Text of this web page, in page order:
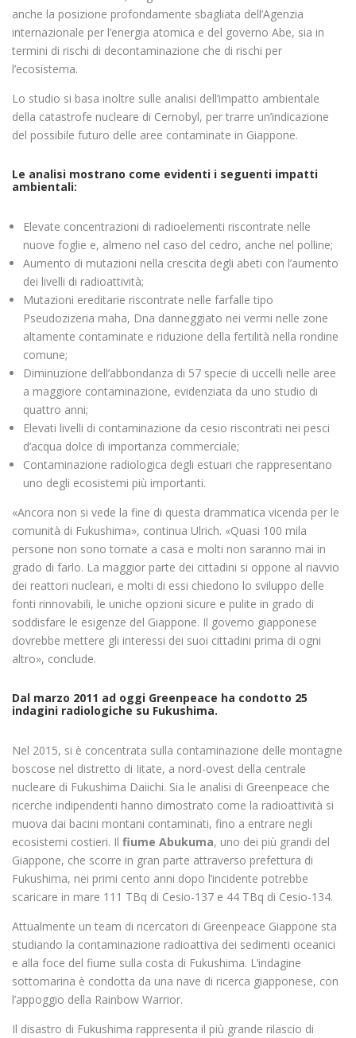
anche la posizione profondamente sbagliata dell’Agenzia
internazionale per l’energia atomica e del governo Abe, sia in
termini di rischi di decontaminazione che di rischi per
l’ecosistema.
Lo studio si basa inoltre sulle analisi dell’impatto ambientale
della catastrofe nucleare di Cernobyl, per trarre un’indicazione
del possibile futuro delle aree contaminate in Giappone.
Le analisi mostrano come evidenti i seguenti impatti
ambientali:
Elevate concentrazioni di radioelementi riscontrate nelle
nuove foglie e, almeno nel caso del cedro, anche nel polline;
Aumento di mutazioni nella crescita degli abeti con l’aumento
dei livelli di radioattività;
Mutazioni ereditarie riscontrate nelle farfalle tipo
Pseudozizeria maha, Dna danneggiato nei vermi nelle zone
altamente contaminate e riduzione della fertilità nella rondine
comune;
Diminuzione dell’abbondanza di 57 specie di uccelli nelle aree
a maggiore contaminazione, evidenziata da uno studio di
quattro anni;
Elevati livelli di contaminazione da cesio riscontrati nei pesci
d’acqua dolce di importanza commerciale;
Contaminazione radiologica degli estuari che rappresentano
uno degli ecosistemi più importanti.
«Ancora non si vede la fine di questa drammatica vicenda per le
comunità di Fukushima», continua Ulrich. «Quasi 100 mila
persone non sono tornate a casa e molti non saranno mai in
grado di farlo. La maggior parte dei cittadini si oppone al riavvio
dei reattori nucleari, e molti di essi chiedono lo sviluppo delle
fonti rinnovabili, le uniche opzioni sicure e pulite in grado di
soddisfare le esigenze del Giappone. Il governo giapponese
dovrebbe mettere gli interessi dei suoi cittadini prima di ogni
altro», conclude.
Dal marzo 2011 ad oggi Greenpeace ha condotto 25
indagini radiologiche su Fukushima.
Nel 2015, si è concentrata sulla contaminazione delle montagne
boscose nel distretto di Iitate, a nord-ovest della centrale
nucleare di Fukushima Daiichi. Sia le analisi di Greenpeace che
ricerche indipendenti hanno dimostrato come la radioattività si
muova dai bacini montani contaminati, fino a entrare negli
ecosistemi costieri. Il fiume Abukuma, uno dei più grandi del
Giappone, che scorre in gran parte attraverso prefettura di
Fukushima, nei primi cento anni dopo l’incidente potrebbe
scaricare in mare 111 TBq di Cesio-137 e 44 TBq di Cesio-134.
Attualmente un team di ricercatori di Greenpeace Giappone sta
studiando la contaminazione radioattiva dei sedimenti oceanici
e alla foce del fiume sulla costa di Fukushima. L’indagine
sottomarina è condotta da una nave di ricerca giapponese, con
l’appoggio della Rainbow Warrior.
Il disastro di Fukushima rappresenta il più grande rilascio di